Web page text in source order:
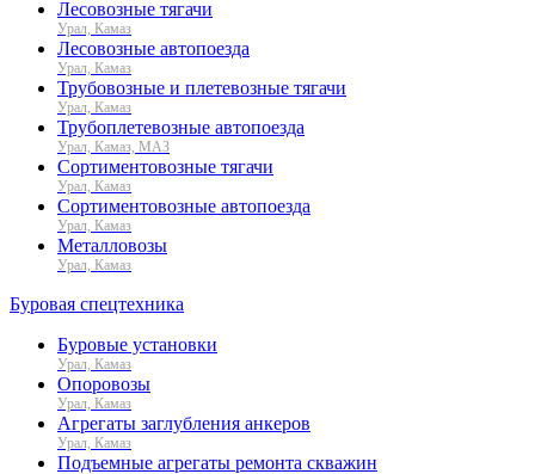
Лесовозные тягачи
Урал, Камаз
Лесовозные автопоезда
Урал, Камаз
Трубовозные и плетевозные тягачи
Урал, Камаз
Трубоплетевозные автопоезда
Урал, Камаз, МАЗ
Сортиментовозные тягачи
Урал, Камаз
Сортиментовозные автопоезда
Урал, Камаз
Металловозы
Урал, Камаз
Буровая спецтехника
Буровые установки
Урал, Камаз
Опоровозы
Урал, Камаз
Агрегаты заглубления анкеров
Урал, Камаз
Подъемные агрегаты ремонта скважин